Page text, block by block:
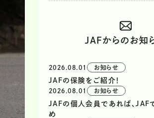
JAFからのお知
2026.08.01 お知らせ
JAFの保険をご紹介！
2026.08.01 お知らせ
JAFの個人会員であれば、JAF
め